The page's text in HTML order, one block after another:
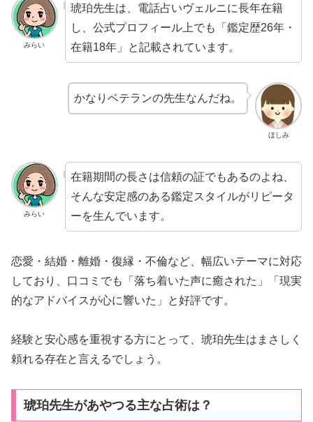
みらい
琥珀先生は、電話占いヴェルニに長年在籍
し、公式プロフィール上でも「鑑定歴26年・
在籍18年」と記載されています。
ほしみ
かなりベテランの先生なんだね。
みらい
在籍期間の長さは信頼の証でもあるのよね、
そんな安定感のある鑑定スタイルがリピータ
ーを生んでいます。
恋愛・結婚・離婚・復縁・不倫など、幅広いテーマに対応
しており、口コミでも「落ち着いた声に癒された」「現実
的なアドバイスが心に響いた」と好評です。
経験と安心感を重視する方にとって、琥珀先生はまさしく
頼れる存在と言えるでしょう。
琥珀先生があやつる主な占術は？